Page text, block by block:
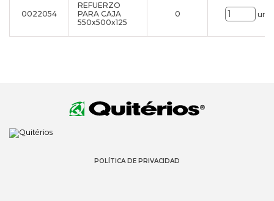
0022054
REFUERZO
PARA CAJA
550x500x125
0 uni.
POLÍTICA DE PRIVACIDAD